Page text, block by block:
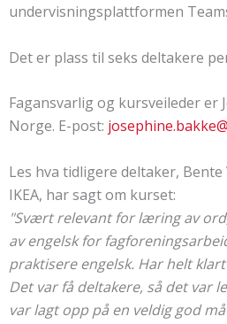
undervisningsplattformen
Det er plass til seks deltakere
Fagansvarlig og kursveileder er
Norge. E-post:
Les hva tidligere deltaker,
IKEA, har sagt om kurset:
"Svært relevant for læring av
av engelsk for
praktisere engelsk. Har helt
Det var få deltakere, så det var
var lagt opp på en veldig god